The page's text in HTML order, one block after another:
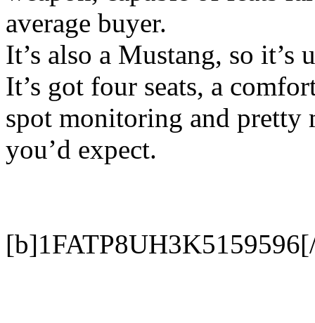
average buyer.
It’s also a Mustang, so it’s
It’s got four seats, a
spot monitoring and pretty
you’d expect.